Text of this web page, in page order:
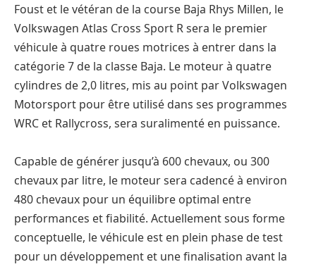
Foust et le vétéran de la course Baja Rhys Millen, le
Volkswagen Atlas Cross Sport R sera le premier
véhicule à quatre roues motrices à entrer dans la
catégorie 7 de la classe Baja. Le moteur à quatre
cylindres de 2,0 litres, mis au point par Volkswagen
Motorsport pour être utilisé dans ses programmes
WRC et Rallycross, sera suralimenté en puissance.
Capable de générer jusqu’à 600 chevaux, ou 300
chevaux par litre, le moteur sera cadencé à environ
480 chevaux pour un équilibre optimal entre
performances et fiabilité. Actuellement sous forme
conceptuelle, le véhicule est en plein phase de test
pour un développement et une finalisation avant la